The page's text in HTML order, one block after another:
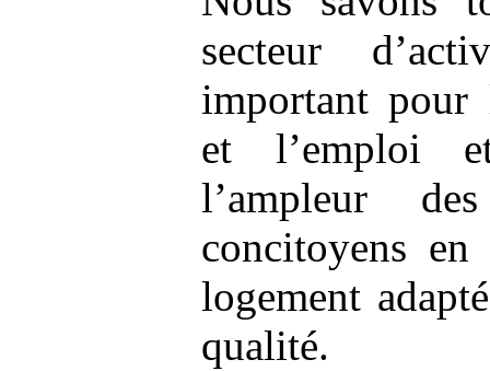
secteur
important pour
et l’emploi
l’ampleur
concitoyens en
logement
qualité.